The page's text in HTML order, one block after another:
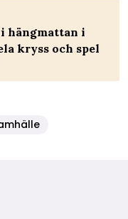
hängmattan i
kryss och spel